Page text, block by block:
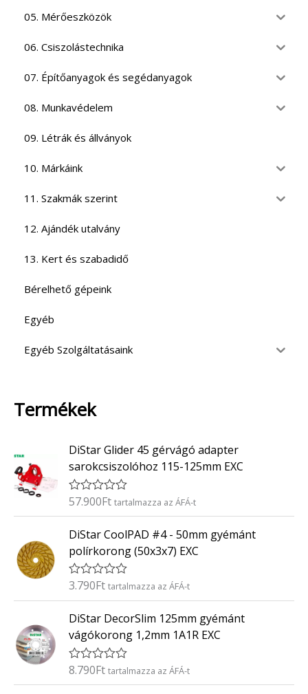
05. Mérőeszközök
06. Csiszolástechnika
07. Építőanyagok és segédanyagok
08. Munkavédelem
09. Létrák és állványok
10. Márkáink
11. Szakmák szerint
12. Ajándék utalvány
13. Kert és szabadidő
Bérelhető gépeink
Egyéb
Egyéb Szolgáltatásaink
Termékek
DiStar Glider 45 gérvágó adapter
sarokcsiszolóhoz 115-125mm EXC
É
é
e
l
s
:
/
5
57.900Ft tartalmazza az ÁFÁ-t
DiStar CoolPAD #4 - 50mm gyémánt
polírkorong (50x3x7) EXC
É
é
e
l
é
s
:
3.790Ft tartalmazza az ÁFÁ-t
DiStar DecorSlim 125mm gyémánt
vágókorong 1,2mm 1A1R EXC
É
8.790Ft tartalmazza az ÁFÁ-t